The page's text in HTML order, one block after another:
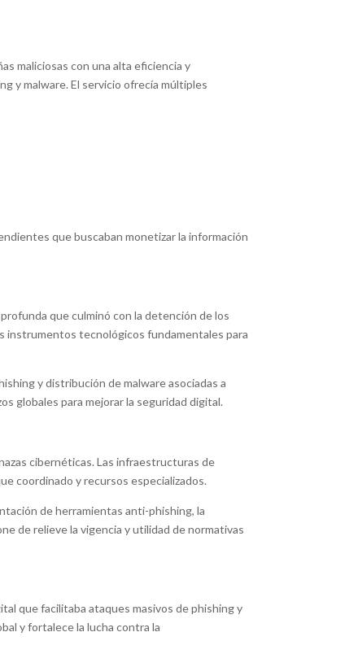
maliciosas con una alta eficiencia y
y malware. El servicio ofrecía múltiples
que buscaban monetizar la información
que culminó con la detención de los
instrumentos tecnológicos fundamentales para
y distribución de malware asociadas a
globales para mejorar la seguridad digital.
cibernéticas. Las infraestructuras de
coordinado y recursos especializados.
de herramientas anti-phishing, la
de relieve la vigencia y utilidad de normativas
que facilitaba ataques masivos de phishing y
y fortalece la lucha contra la